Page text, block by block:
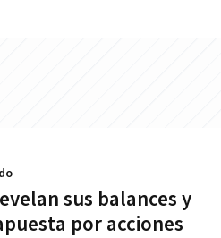
sus balances y
por acciones